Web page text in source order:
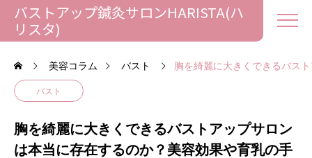
バストアップ鍼灸サロンHARISTA(ハ
リスタ)
美容コラム バスト 胸を綺麗に大きくできるバス
バスト
胸を綺麗に大きくできるバストアップサロン
は本当に存在するのか？美容効果や育乳の手